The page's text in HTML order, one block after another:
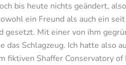
bis heute nichts geändert,
ein Freund als auch ein
Mit einer von ihm
das Schlagzeug. Ich hatte also
fiktiven Shaffer Conservatory